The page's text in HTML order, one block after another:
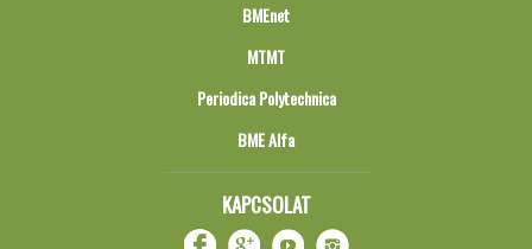
BMEnet
MTMT
Periodica Polytechnica
BME Alfa
KAPCSOLAT